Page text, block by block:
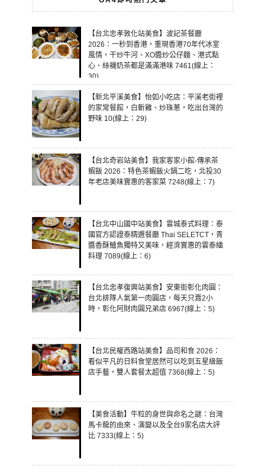
【台北忠孝敦化站美食】波記茶餐廳
2026：一秒到香港，重現香港70年代冰室
風情，干炒牛河、XO醬炒公仔麵、港式點
心、絲襪奶茶都是滿滿港味 7461(線上：
30)
【新北平溪美食】怡如小吃店：平溪老街裡
的家常餐館，白斬雞、炒珠蔥，吃出台灣的
野味 10(線上：29)
【台北奇岩站美食】我家客家小館-傳承茶
蝦飯 2026：特色茶蝦飯火鍋二吃，北投30
年老店美味實惠的客家菜 7248(線上：7)
【台北中山國中站美食】雲城泰式料理：泰
國官方認證泰精選餐廳 Thai SELETCT，青
醬香酥鱸魚獨特又美味，經濟實惠的雲泰緬
料理 7089(線上：6)
【台北忠孝復興站美食】安東街彰化肉圓：
台北排隊人氣第一肉圓店，每天只賣2小
時，彰化阿財肉圓兄弟店 6967(線上：5)
【台北民權西路站美食】品司和食 2026：
看似平凡的日料食堂居然可以吃到五星級飯
店手藝，雙人套餐太超值 7368(線上：5)
【美食活動】牛粒的身世與命名之謎：台灣
馬卡龍的由來、演變以及全台9家名店大評
比 7333(線上：5)